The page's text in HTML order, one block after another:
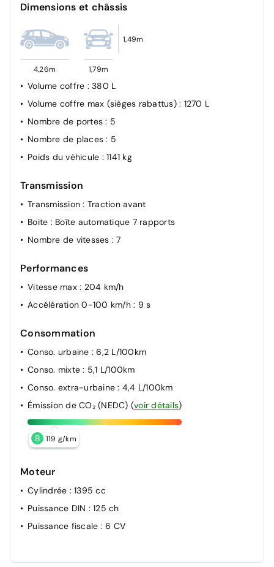
de jour, fonction Leaving home et fonction manuelle
Coming home
Détecteur de pluie
Réglage du site des phares
Feux arrière de brouillard
Projecteurs antibrouillard et feux de braquage
Indicateur d'usure des plaquettes de frein
Frein de stationnement électronique y compris
Dimensions et châssis
4,26m 1,79m
1,49m
Volume coffre : 380 L
Volume coffre max (sièges rabattus) : 1270 L
Nombre de portes: 5
Nombre de places: 5
Poids du véhicule : 1141 kg
Transmission
Transmission: Traction avant
Boite : Boîte automatique 7 rapports
Nombre de vitesses : 7
Performances
Vitesse max : 204 km/h
Accélération 0-100 km/h : 9 s
Consommation
Conso. urbaine : 6,2 L/100km
Conso. mixte: 5,1 L/100km
Conso. extra-urbaine: 4,4 L/100km
Émission de CO₂ (NEDC) (voir détails)
B 119 g/km
Moteur
Cylindrée : 1395 cc
Puissance DIN : 125 ch
Puissance fiscale : 6 CV